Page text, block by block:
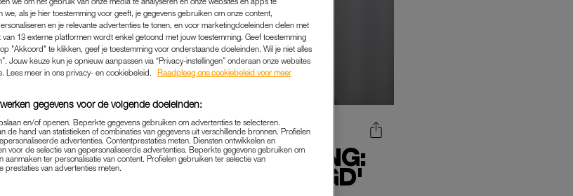
REAGEERT NA VRIJLATING:
FEITEN GEPLEEGD'
MEDIA|LINDA.
als je hier toestemming voor geeft, je gegevens gebruiken om onze content,
en je relevante advertenties te tonen, en voor marketingdoeleinden delen met
13 externe platformen wordt enkel getoond met jouw toestemming. Geef toestemming
"Akkoord" te klikken, geef je toestemming voor onderstaande doeleinden. Wil je niet alles
Jouw keuze kun je opnieuw aanpassen via “Privacy-instellingen” onderaan onze websites
Lees meer in ons privacy- en cookiebeleid.
Raadpleeg ons cookiebeleid voor meer
gegevens voor de volgende doeleinden:
en/of openen. Beperkte gegevens gebruiken om advertenties te selecteren.
de hand van statistieken of combinaties van gegevens uit verschillende bronnen. Profielen
advertenties. Contentprestaties meten. Diensten ontwikkelen en
voor de selectie van gepersonaliseerde advertenties. Beperkte gegevens gebruiken om
aanmaken ter personalisatie van content. Profielen gebruiken ter selectie van
prestaties van advertenties meten.